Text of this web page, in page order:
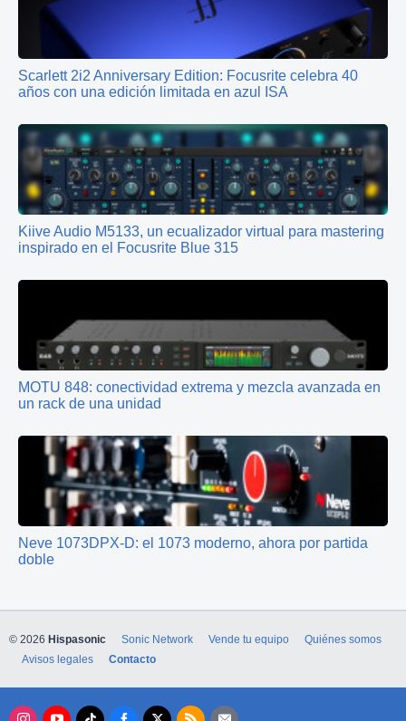
Scarlett 2i2 Anniversary Edition: Focusrite celebra 40
años con una edición limitada en azul ISA
Kiive Audio M5133, un ecualizador virtual para mastering
inspirado en el Focusrite Blue 315
MOTU 848: conectividad extrema y mezcla avanzada en
un rack de una unidad
Neve 1073DPX‑D: el 1073 moderno, ahora por partida
doble
© 2026 Hispasonic Sonic Network Vende tu equipo
Quiénes somos
Avisos legales
Contacto